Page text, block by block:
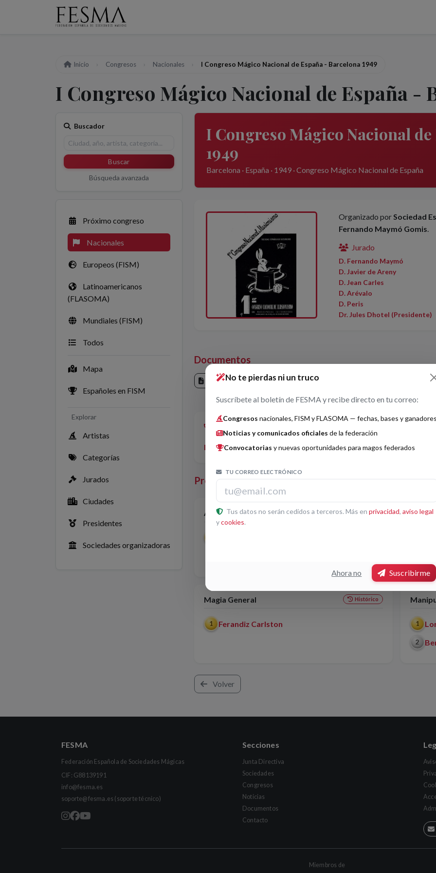
Inicio Congresos Nacionales I Congreso Mágico Nacional de España - Barcelona 1949
I Congreso Mágico Nacional de España -
Buscador
Buscar
Búsqueda avanzada
Próximo congreso
Nacionales
Europeos (FISM)
Latinoamericanos
(FLASOMA)
Mundiales (FISM)
Todos
Mapa
Españoles en FISM
Explorar
Artistas
Categorías
Jurados
Ciudades
Presidentes
Sociedades organizadoras
I Congreso Mágico Nacional
1949
Barcelona · España · 1949 · Congreso Mágico Nacional de España
Organizado por Sociedad
Fernando Maymó Gomis
Jurado
D. Fernando Maymó
D. Javier de Areny
D. Jean Carles
D. Arévalo
D. Peris
Dr. Jules Dhotel (Presidente)
Documentos
Crónica
Gran Premio
LICHAN NIBERCO
Premios por categorías
Artes Afines Histórico
Magia General Histórico
1 Ferandiz Carlston 1
2
Volver
No te pierdas ni un truco
Suscríbete al boletín de FESMA y recibe directo en tu correo:
Congresos nacionales, FISM y FLASOMA — fechas, bases y
Noticias y comunicados oficiales de la federación
Convocatorias y nuevas oportunidades para magos federados
TU CORREO ELECTRÓNICO
Tus datos no serán cedidos a terceros. Más en privacidad, aviso legal
ycookies.
Ahora no Suscribirme
FESMA
Federación Española de Sociedades Mágicas
CIF: G88139191
info@fesma.es
soporte@fesma.es (soporte técnico)
Secciones
Junta Directiva
Sociedades
Congresos
Noticias
Documentos
Contacto
Miembros de